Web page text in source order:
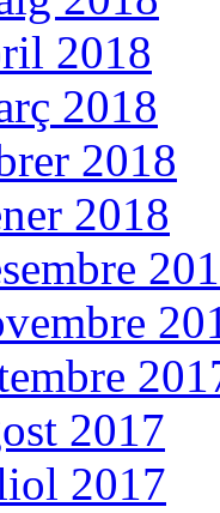
2018
2018
2018
2018
2017
2017